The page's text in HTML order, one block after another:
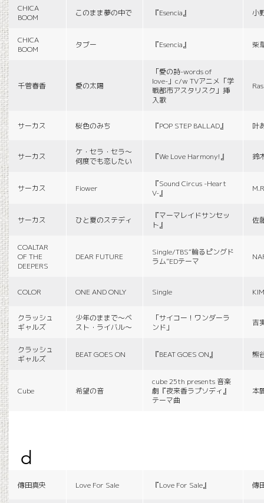
CHICA
BOOM
このまま夢の中で 『Esencia』 小
CHICA
BOOM
タブー 『Esencia』 柴
千菅春香 愛の太陽
「愛の詩-words of
love-」c/w TVアニメ「学
戦都市アスタリスク」挿
入歌
サーカス 桜色のみち 『POP STEP BALLAD』 叶
サーカス
ケ・セラ・セラ〜
何度でも恋したい
『We Love Harmony!』 鈴
サーカス Fiower
『Sound Circus -Heart
V-』
サーカス ひと夏のステディ
『マーマレイドサンセッ
ト』
佐
COALTAR
OF THE
DEEPERS
DEAR FUTURE
Single/TBS“輪るピングド
ラム”EDテーマ
COLOR ONE AND ONLY Single
クラッシュ
ギャルズ
少年のままで〜ベ
スト・ライバル〜
「サイコー！ワンダーラ
ンド」
吉
クラッシュ
ギャルズ
BEAT GOES ON 『BEAT GOES ON』 熊
Cube 希望の音
cube 25th presents 音楽
劇『夜来香ラプソディ』
テーマ曲
本
d
傳田真央 Love For Sale 『Love For Sale』 傳